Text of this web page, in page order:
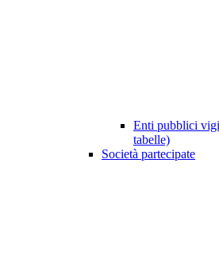
Enti pubblici
tabelle)
Società partecipate